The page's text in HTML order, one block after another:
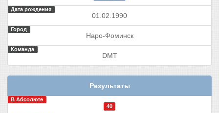
Дата рождения
01.02.1990
Город
Наро-Фоминск
Команда
DMT
Результаты
В Абсолюте
40